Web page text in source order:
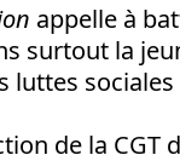
appelle à
surtout la
luttes
de la CGT